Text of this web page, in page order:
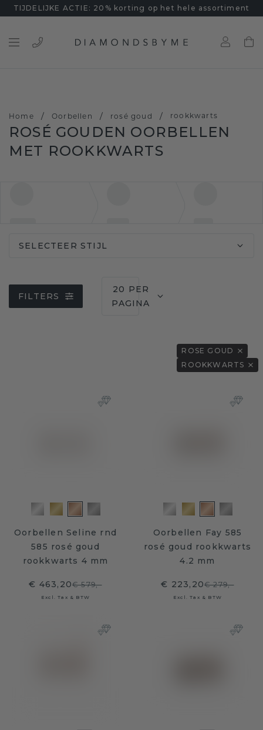
TIJDELIJKE ACTIE: 20% korting op het hele assortiment
Home / Oorbellen / rosé goud / rookkwarts
ROSÉ GOUDEN OORBELLEN
MET ROOKKWARTS
SELECTEER STIJL
FILTERS
20 PER
PAGINA
ROSE GOUD
ROOKKWARTS
Oorbellen Seline rnd
585 rosé goud
rookkwarts 4 mm
€ 463,20€ 579,-
Excl. Tax & BTW
Oorbellen Fay 585
rosé goud rookkwarts
4.2 mm
€ 223,20€ 279,-
Excl. Tax & BTW